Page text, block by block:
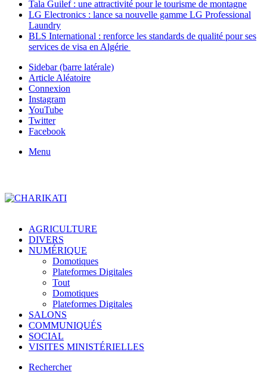
Tala Guilef : une attractivité pour le tourisme de montagne
LG Electronics : lance sa nouvelle gamme LG Professional
Laundry
BLS International : renforce les standards de qualité pour ses
services de visa en Algérie
Sidebar (barre latérale)
Article Aléatoire
Connexion
Instagram
YouTube
Twitter
Facebook
Menu
AGRICULTURE
DIVERS
NUMÉRIQUE
Domotiques
Plateformes Digitales
Tout
Domotiques
Plateformes Digitales
SALONS
COMMUNIQUÉS
SOCIAL
VISITES MINISTÉRIELLES
Rechercher